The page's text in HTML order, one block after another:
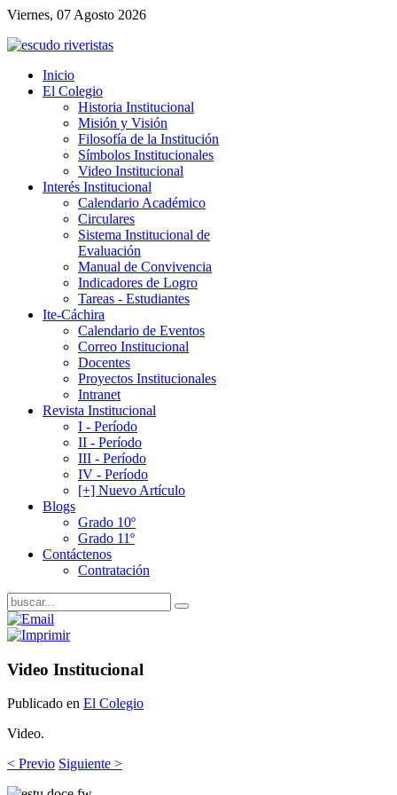
Viernes, 07 Agosto 2026
Inicio
El Colegio
Historia Institucional
Misión y Visión
Filosofía de la Institución
Símbolos Institucionales
Video Institucional
Interés Institucional
Calendario Académico
Circulares
Sistema Institucional de
Evaluación
Manual de Convivencia
Indicadores de Logro
Tareas - Estudiantes
Ite-Cáchira
Calendario de Eventos
Correo Institucional
Docentes
Proyectos Institucionales
Intranet
Revista Institucional
I - Período
II - Período
III - Período
IV - Período
[+] Nuevo Artículo
Blogs
Grado 10º
Grado 11º
Contáctenos
Contratación
Video Institucional
Publicado en El Colegio
Video.
< Previo Siguiente >